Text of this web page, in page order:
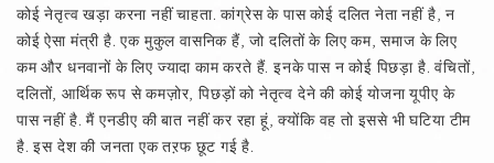
कोई नेतृत्व खड़ा करना नहीं चाहता. कांग्रेस के पास कोई दलित नेता नहीं है, न
कोई ऐसा मंत्री है. एक मुकुल वासनिक हैं, जो दलितों के लिए कम, समाज के लिए
कम और धनवानों के लिए ज्यादा काम करते हैं. इनके पास न कोई पिछड़ा है. वंचितों,
दलितों, आर्थिक रूप से कमज़ोर, पिछड़ों को नेतृत्व देने की कोई योजना यूपीए के
पास नहीं है. मैं एनडीए की बात नहीं कर रहा हूं, क्योंकि वह तो इससे भी घटिया टीम
है. इस देश की जनता एक तऱफ छूट गई है.